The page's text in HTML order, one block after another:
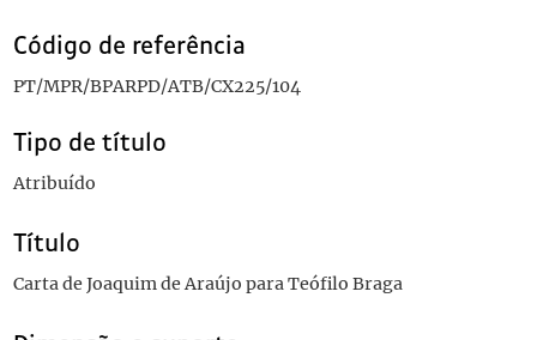
Código de referência
PT/MPR/BPARPD/ATB/CX225/104
Tipo de título
Atribuído
Título
Carta de Joaquim de Araújo para Teófilo Braga